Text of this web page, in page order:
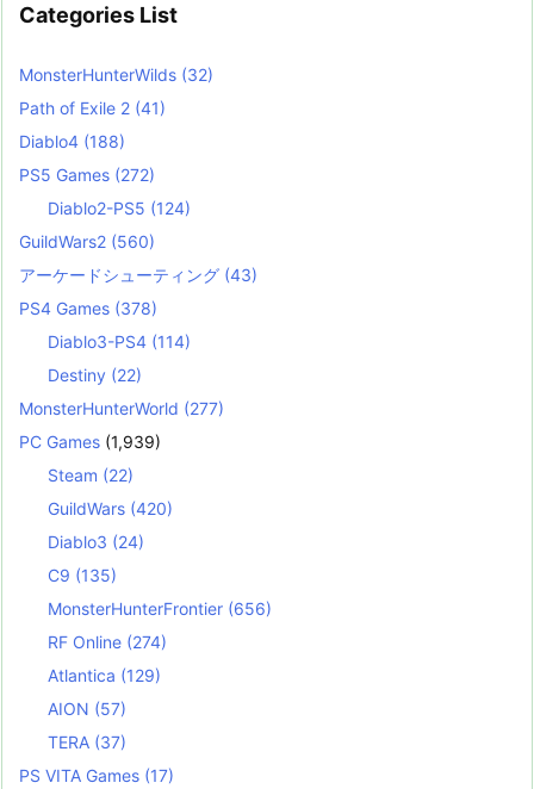
Categories List
MonsterHunterWilds (32)
Path of Exile 2 (41)
Diablo4 (188)
PS5 Games (272)
Diablo2-PS5 (124)
GuildWars2 (560)
アーケードシューティング (43)
PS4 Games (378)
Diablo3-PS4 (114)
Destiny (22)
MonsterHunterWorld (277)
PC Games (1,939)
Steam (22)
GuildWars (420)
Diablo3 (24)
C9 (135)
MonsterHunterFrontier (656)
RF Online (274)
Atlantica (129)
AION (57)
TERA (37)
PS VITA Games (17)